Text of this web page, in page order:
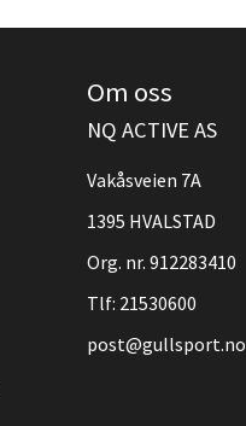
Om oss
NQ ACTIVE AS
Vakåsveien 7A
1395 HVALSTAD
Org. nr. 912283410
Tlf: 21530600
post@gullsport.no